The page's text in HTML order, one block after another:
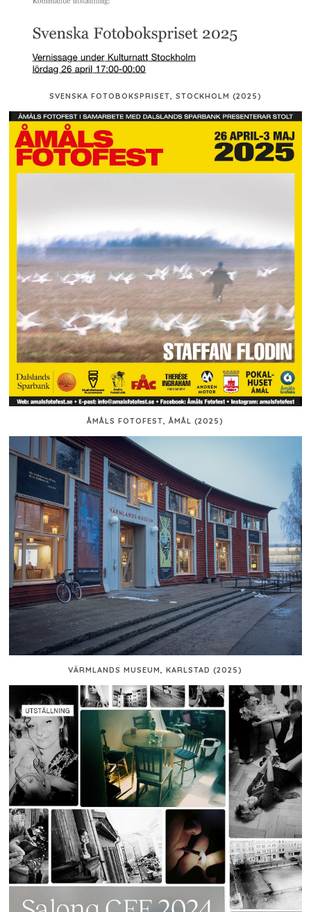
SVENSKA FOTOBOKSPRISET, STOCKHOLM (2025)
ÅMÅLS FOTOFEST, ÅMÅL (2025)
VÄRMLANDS MUSEUM, KARLSTAD (2025)